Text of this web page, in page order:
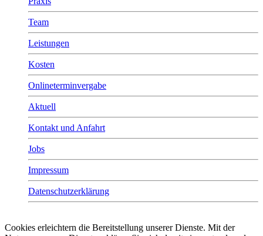
Team
Leistungen
Kosten
Onlineterminvergabe
Aktuell
Kontakt und Anfahrt
Jobs
Impressum
Datenschutzerklärung
Cookies erleichtern die Bereitstellung unserer Dienste. Mit der